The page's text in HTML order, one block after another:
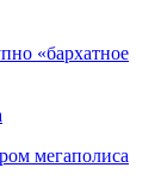
«бархатное
мегаполиса